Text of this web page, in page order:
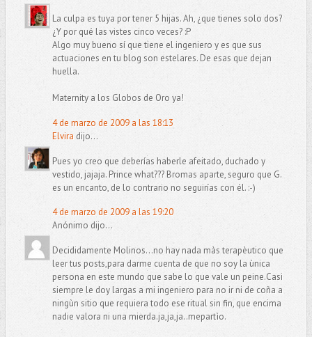
La culpa es tuya por tener 5 hijas. Ah, ¿que tienes solo dos?
¿Y por qué las vistes cinco veces? :P
Algo muy bueno sí que tiene el ingeniero y es que sus
actuaciones en tu blog son estelares. De esas que dejan
huella.
Maternity a los Globos de Oro ya!
4 de marzo de 2009 a las 18:13
Elvira dijo...
Pues yo creo que deberías haberle afeitado, duchado y
vestido, jajaja. Prince what??? Bromas aparte, seguro que G.
es un encanto, de lo contrario no seguirías con él. :-)
4 de marzo de 2009 a las 19:20
Anónimo dijo...
Decididamente Molinos...no hay nada màs terapèutico que
leer tus posts,para darme cuenta de que no soy la ùnica
persona en este mundo que sabe lo que vale un peine.Casi
siempre le doy largas a mi ingeniero para no ir ni de coña a
ningùn sitio que requiera todo ese ritual sin fin, que encima
nadie valora ni una mierda.ja,ja,ja..mepartìo.